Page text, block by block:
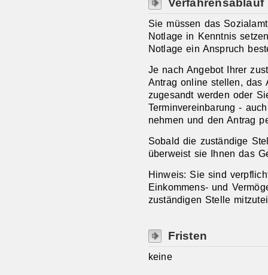
Sie müssen das
Notlage in Kenntnis
Notlage ein Anspruch
Je nach Angebot Ihrer
Antrag online stellen, das
zugesandt werden oder
Terminvereinbarung -
nehmen und den Antrag
Sobald die zuständige
überweist sie Ihnen das
Hinweis: Sie sind
Einkommens- und
zuständigen Stelle
Fristen
keine